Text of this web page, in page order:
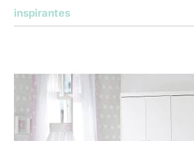
inspirantes